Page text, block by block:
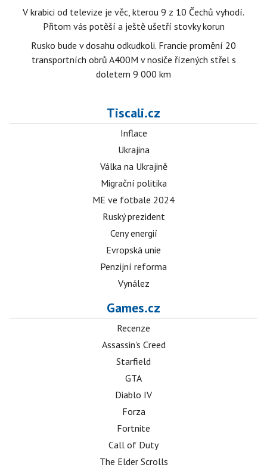
V krabici od televize je věc, kterou 9 z 10 Čechů vyhodí.
Přitom vás potěší a ještě ušetří stovky korun
Rusko bude v dosahu odkudkoli. Francie promění 20
transportních obrů A400M v nosiče řízených střel s
doletem 9 000 km
Tiscali.cz
Inflace
Ukrajina
Válka na Ukrajině
Migrační politika
ME ve fotbale 2024
Ruský prezident
Ceny energií
Evropská unie
Penzijní reforma
Vynález
Games.cz
Recenze
Assassin's Creed
Starfield
GTA
Diablo IV
Forza
Fortnite
Call of Duty
The Elder Scrolls